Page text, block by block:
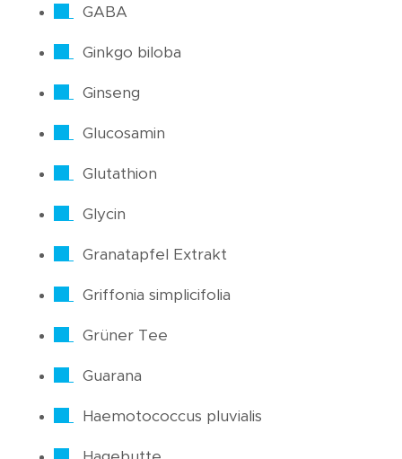
GABA
Ginkgo biloba
Ginseng
Glucosamin
Glutathion
Glycin
Granatapfel Extrakt
Griffonia simplicifolia
Grüner Tee
Guarana
Haemotococcus pluvialis